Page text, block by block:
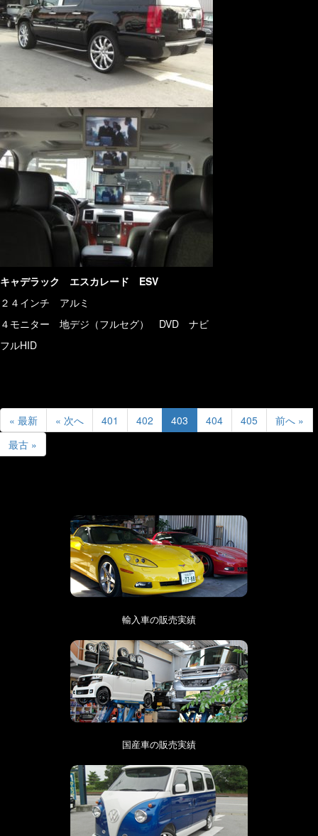
キャデラック エスカレード ESV
２４インチ アルミ
４モニター 地デジ（フルセグ） DVD ナビ
フルHID
« 最新 « 次へ 401 402 403 404 405
前へ »
最古 »
輸入車の販売実績
国産車の販売実績